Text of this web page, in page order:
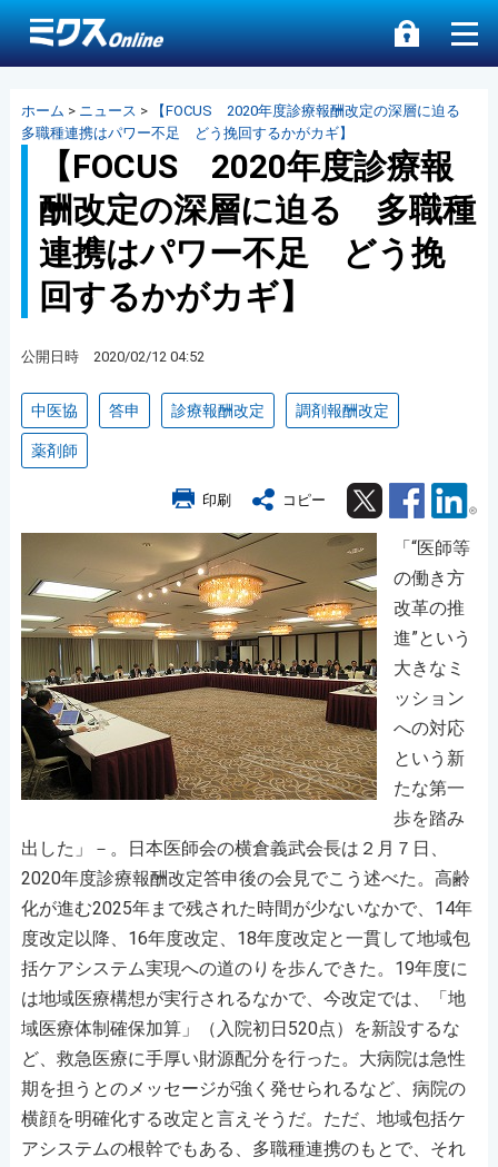
ホーム > ニュース >
【FOCUS 2020年度診療報酬改定の深層に迫る
多職種連携はパワー不足 どう挽回するかがカギ】
【FOCUS 2020年度診療報
酬改定の深層に迫る 多職種
連携はパワー不足 どう挽
回するかがカギ】
公開日時 2020/02/12 04:52
中医協 答申 診療報酬改定 調剤報酬改定
薬剤師
印刷 コピー Twitter Facebook
「“医師等
の働き方
改革の推
進”という
大きなミ
ッション
への対応
という新
たな第一
歩を踏み
出した」－。日本医師会の横倉義武会長は２月７日、
2020年度診療報酬改定答申後の会見でこう述べた。高齢
化が進む2025年まで残された時間が少ないなかで、14年
度改定以降、16年度改定、18年度改定と一貫して地域包
括ケアシステム実現への道のりを歩んできた。19年度に
は地域医療構想が実行されるなかで、今改定では、「地
域医療体制確保加算」（入院初日520点）を新設するな
ど、救急医療に手厚い財源配分を行った。大病院は急性
期を担うとのメッセージが強く発せられるなど、病院の
横顔を明確化する改定と言えそうだ。ただ、地域包括ケ
アシステムの根幹でもある、多職種連携のもとで、それ